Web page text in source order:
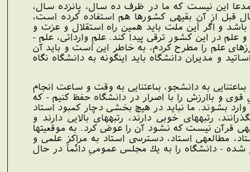
اين نيست كه ما در ظرف ده سال، پانزده سال،
از آنِ بقيه‏ى كشورها هم استفاده كرده است،
باشد و اگر اين ملت بايد همين راه استقلال و عزت و
علم در اين كشور ترقى پيدا كند. علمِ وارداتى، علم -
علم را مطرح كردم، به خاطر اين است و بايد آن
و مديران دانشگاه بايد اينگونه به دانشگاه نگاه
به دانشجو، بى‏اعتنايى به وقت و ساعت انجام
و باارزش را با اصرار در دانشگاه حفظ كنيم - كه
بشوند. ما نبايد در هيچ بخشى دچار كمبود استاد
رتبه‏هاى خوبى دارند، رتبه‏هاى بالايى دارند و
قرآن نيست كه نشود آن را عوض كرد. به موقعيت‏ها
مطالعه‏ى استاد، دسترسى استاد به مراكز علمى و
شده - دانشگاه را به يك مجلس عمومىِ دائماً در حال